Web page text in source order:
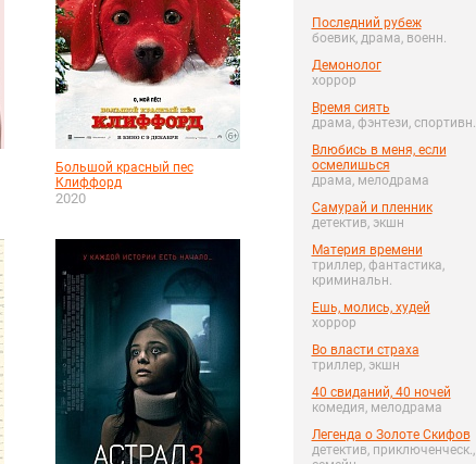
Последний рубеж
боевик, драма, военн.
Демонолог
хоррор
Время сиять
драма, фэнтези, спортивн.
Влюбись в меня, если
осмелишься
драма, мелодрама
Самурай и пленник
детектив, экшн
Материя времени
триллер, фантастика,
криминальн.
Ешь, молись, худей
хоррор
Во власти страха
триллер, экшн
40 свиданий, 40 ночей
комедия, мелодрама
Легенда о Золоте Скифов
детектив, приключенческ.,
Большой красный пес
Клиффорд
2020